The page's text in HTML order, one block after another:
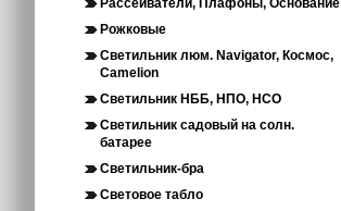
Рожковые
Светильник люм. Navigator, Космос,
Camelion
Светильник НББ, НПО, НСО
Светильник садовый на солн.
батарее
Светильник-бра
Световое табло